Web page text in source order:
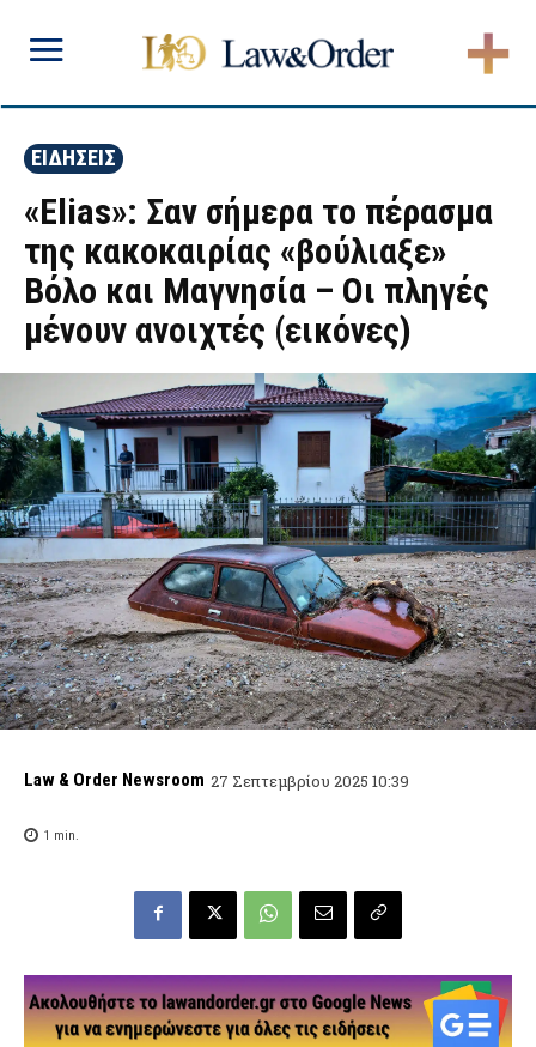
ΕΙΔΗΣΕΙΣ
«Elias»: Σαν σήμερα το πέρασμα
της κακοκαιρίας «βούλιαξε»
Βόλο και Μαγνησία – Οι πληγές
μένουν ανοιχτές (εικόνες)
Law & Order Newsroom 27 Σεπτεμβρίου 2025 10:39
1 min.